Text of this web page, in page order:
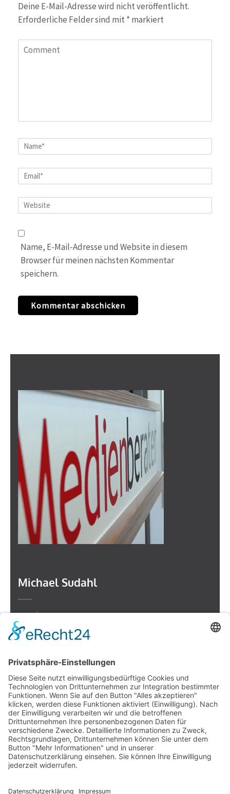
Deine E-Mail-Adresse wird nicht veröffentlicht.
Erforderliche Felder sind mit * markiert
Comment
Name*
Email*
Website
Name, E-Mail-Adresse und Website in diesem
Browser für meinen nächsten Kommentar
speichern.
Michael Sudahl
Beethovenstr. 4
73614 Schorndorf
Telefon: 07181 477 9998
E-Mail: sudahl@der-medienberater.de
Leonhard Fromm
Goethestr. 27
73614 Schorndorf
Telefon. 07181 4769906
E-Mail:fromm@der-medienberater.de